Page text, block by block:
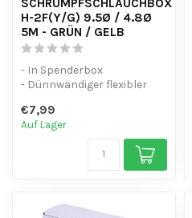
H-2F(Y/G) 9.5Ø / 4.8Ø
5M - GRÜN / GELB
- In Spenderbox
- Dünnwandiger flexibler
- UV-beständig
€7,99
Auf Lager